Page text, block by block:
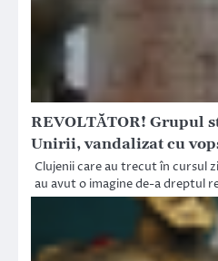
REVOLTĂTOR! Grupul
Unirii, vandalizat cu
Clujenii care au trecut în cursul
au avut o imagine de-a dreptul